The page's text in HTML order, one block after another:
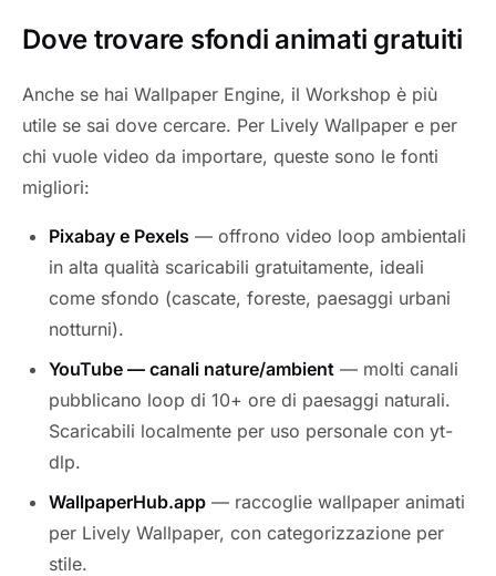
Dove trovare sfondi animati gratuiti
Anche se hai Wallpaper Engine, il Workshop è più
utile se sai dove cercare. Per Lively Wallpaper e per
chi vuole video da importare, queste sono le fonti
migliori:
Pixabay e Pexels — offrono video loop ambientali
in alta qualità scaricabili gratuitamente, ideali
come sfondo (cascate, foreste, paesaggi urbani
notturni).
YouTube — canali nature/ambient — molti canali
pubblicano loop di 10+ ore di paesaggi naturali.
Scaricabili localmente per uso personale con yt-
dlp.
WallpaperHub.app — raccoglie wallpaper animati
per Lively Wallpaper, con categorizzazione per
stile.